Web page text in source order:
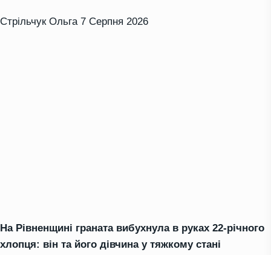
Стрільчук Ольга 7 Серпня 2026
На Рівненщині граната вибухнула в руках 22-річного
хлопця: він та його дівчина у тяжкому стані